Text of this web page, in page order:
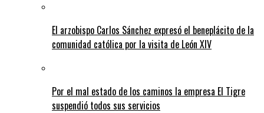
El arzobispo Carlos Sánchez expresó el beneplácito de la
comunidad católica por la visita de León XIV
Por el mal estado de los caminos la empresa El Tigre
suspendió todos sus servicios